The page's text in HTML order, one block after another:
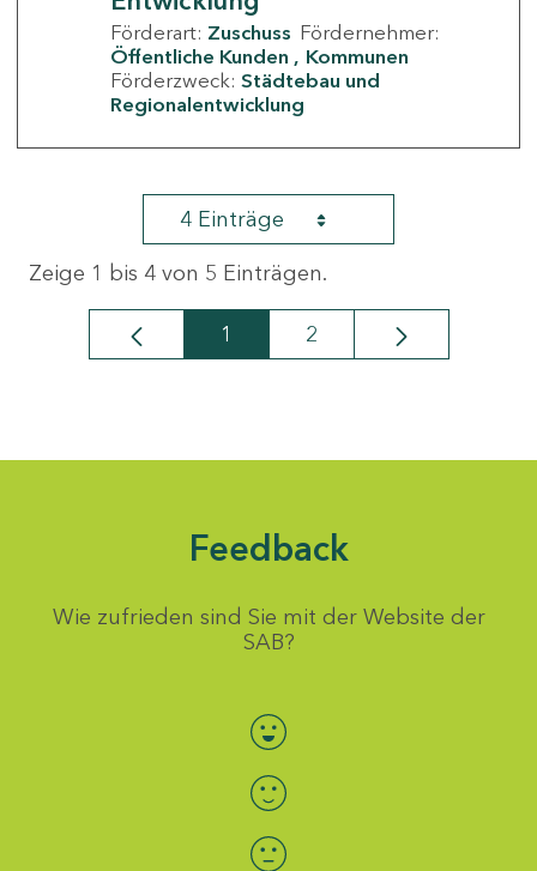
Förderart: Zuschuss Fördernehmer:
Öffentliche Kunden
Kommunen
Förderzweck: Städtebau und
Regionalentwicklung
4 Einträge
Zeige 1 bis 4 von 5 Einträgen.
Seite
1 Seite
2
Feedback
Wie zufrieden sind Sie mit der Website der
SAB?
Bewertung auswählen